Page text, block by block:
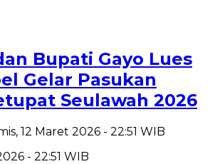
Bupati Gayo Lues
Gelar Pasukan
Seulawah 2026
12 Maret 2026 - 22:51 WIB
- 22:51 WIB